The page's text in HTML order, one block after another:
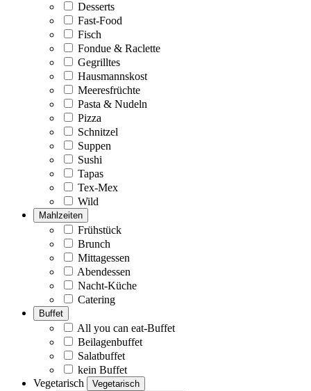
Desserts
Fast-Food
Fisch
Fondue & Raclette
Gegrilltes
Hausmannskost
Meeresfrüchte
Pasta & Nudeln
Pizza
Schnitzel
Suppen
Sushi
Tapas
Tex-Mex
Wild
Mahlzeiten
Frühstück
Brunch
Mittagessen
Abendessen
Nacht-Küche
Catering
Buffet
All you can eat-Buffet
Beilagenbuffet
Salatbuffet
kein Buffet
Vegetarisch
Vegetarisch